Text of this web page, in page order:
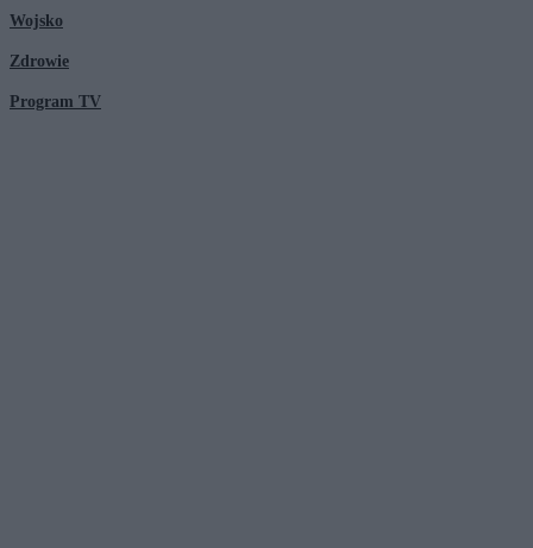
Wojsko
Zdrowie
Program TV